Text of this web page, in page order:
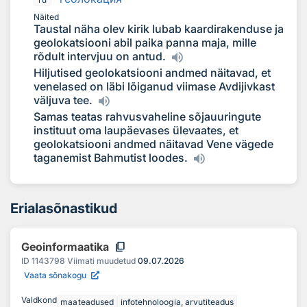
Näited
Taustal näha olev kirik lubab kaardirakenduse ja
geolokatsiooni abil paika panna maja, mille
rõdult intervjuu on antud.
Hiljutised geolokatsiooni andmed näitavad, et
venelased on läbi lõiganud viimase Avdijivkast
väljuva tee.
Samas teatas rahvusvaheline sõjauuringute
instituut oma laupäevases ülevaates, et
geolokatsiooni andmed näitavad Vene vägede
taganemist Bahmutist loodes.
Erialasõnastikud
Geoinformaatika content_copy
ID 1143798 Viimati muudetud 09.07.2026
Vaata sõnakogu
Valdkond maateadused infotehnoloogia, arvutiteadus